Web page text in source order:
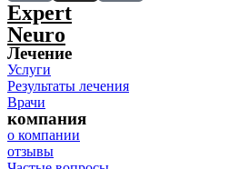
Expert
Neuro
Лечение
Услуги
Результаты лечения
Врачи
компания
о компании
отзывы